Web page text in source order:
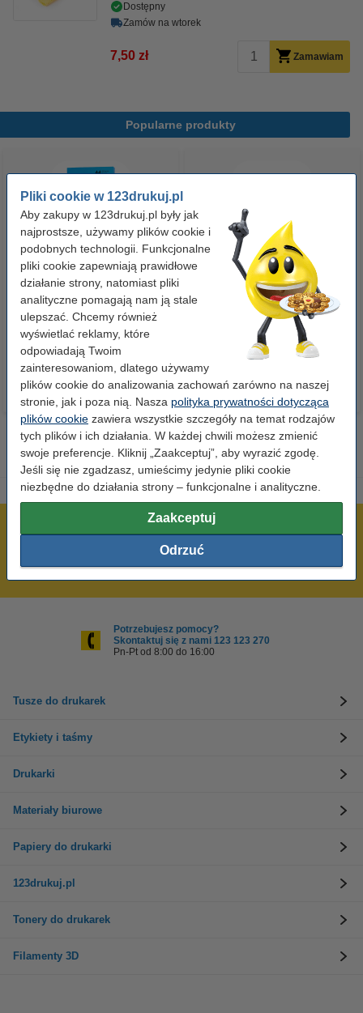
Pliki cookie w 123drukuj.pl
Aby zakupy w 123drukuj.pl były jak
najprostsze, używamy plików cookie i
podobnych technologii. Funkcjonalne
pliki cookie zapewniają prawidłowe
działanie strony, natomiast pliki
analityczne pomagają nam ją stale
ulepszać. Chcemy również
wyświetlać reklamy, które
odpowiadają Twoim
zainteresowaniom, dlatego używamy
plików cookie do analizowania zachowań zarówno na naszej
stronie, jak i poza nią. Nasza polityka prywatności dotycząca
plików cookie zawiera wszystkie szczegóły na temat rodzajów
tych plików i ich działania. W każdej chwili możesz zmienić
swoje preferencje. Kliknij „Zaakceptuj”, aby wyrazić zgodę.
Jeśli się nie zgadzasz, umieścimy jedynie pliki cookie
niezbędne do działania strony – funkcjonalne i analityczne.
Zaakceptuj
Odrzuć
Dostępny
Zamów na wtorek
7,50 zł Zamawiam
Popularne produkty
Papier ksero A4 80 g/m2 (500
szt.), 123drukuj
23,00 zł z VAT
Papier ksero A4 80 g/m2 (2500
szt.), 123drukuj (5 ryz)
110,00 zł z VAT
600 tysięcy zadowolonych klientów
Potrzebujesz pomocy?
Skontaktuj się z nami 123 123 270
Pn-Pt od 8:00 do 16:00
Tusze do drukarek
Etykiety i taśmy
Drukarki
Materiały biurowe
Papiery do drukarki
123drukuj.pl
Tonery do drukarek
Filamenty 3D